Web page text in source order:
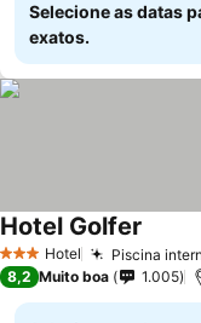
Selecione as datas
exatos.
3 EstrelasHotel Piscina
Hotel Golfer
8,2 Muito boa 1.005